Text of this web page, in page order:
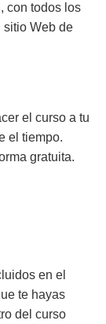
con todos los
sitio Web de
el curso a tu
el tiempo.
gratuita.
en el
te hayas
del curso